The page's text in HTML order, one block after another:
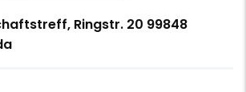
Ringstr. 20 99848